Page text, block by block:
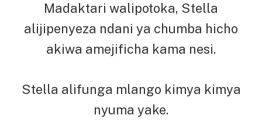
Madaktari walipotoka, Stella
alijipenyeza ndani ya chumba hicho
akiwa amejificha kama nesi.
Stella alifunga mlango kimya kimya
nyuma yake.